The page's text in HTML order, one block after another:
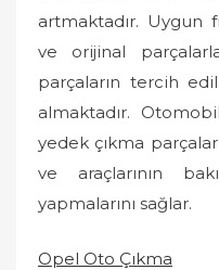
artmaktadır. Uygun
ve orijinal
parçaların tercih
almaktadır.
yedek çıkma
ve araçlarının
yapmalarını sağlar.
Opel Oto Çıkma